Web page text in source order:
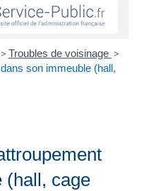
> Troubles de voisinage >
son immeuble (hall,
(hall, cage